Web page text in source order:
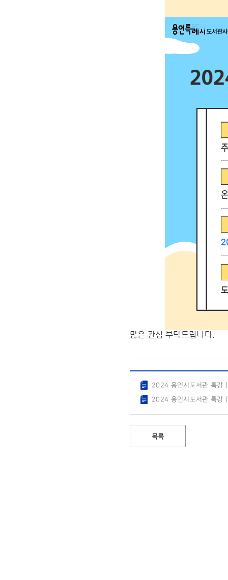
많은 관심 부탁드립니다.
2024 용인시도서관 특강
2024 용인시도서관 특강
목록